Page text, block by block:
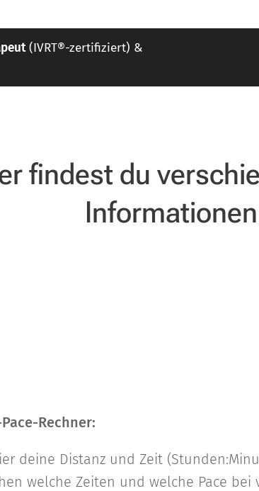
(IVRT®-zertifiziert) &
findest du
Rechner:
deine Distanz und Zeit
welche Zeiten und welche Pace